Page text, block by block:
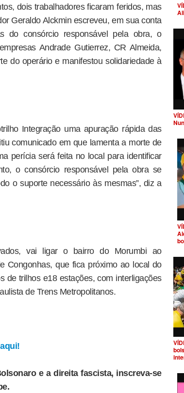
dois trabalhadores ficaram feridos, mas
Geraldo Alckmin escreveu, em sua conta
do consórcio responsável pela obra, o
Andrade Gutierrez, CR Almeida,
do operário e manifestou solidariedade à
Integração uma apuração rápida das
comunicado em que lamenta a morte de
perícia será feita no local para identificar
o consórcio responsável pela obra se
o suporte necessário às mesmas”, diz a
vai ligar o bairro do Morumbi ao
Congonhas, que fica próximo ao local do
de trilhos e18 estações, com interligações
de Trens Metropolitanos.
e a direita fascista, inscreva-se